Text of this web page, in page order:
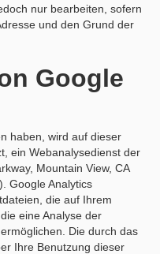
nur bearbeiten, sofern
und den Grund der
Google
haben, wird auf dieser
ein Webanalysedienst der
Mountain View, CA
Google Analytics
die auf Ihrem
eine Analyse der
Die durch das
Ihre Benutzung dieser